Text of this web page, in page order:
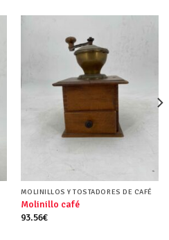
MOLINILLOS Y TOSTADORES DE CAFÉ
Molinillo café
93.56€